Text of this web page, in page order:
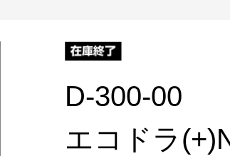
D-300-00
エコドラ